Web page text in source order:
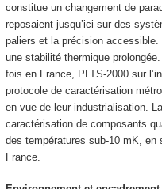
constitue un changement de
reposaient jusqu’ici sur des
paliers et la précision
une stabilité thermique
fois en France, PLTS-2000 sur
protocole de caractérisation
en vue de leur industrialisation.
caractérisation de composants
des températures sub-10 mK, en
France.